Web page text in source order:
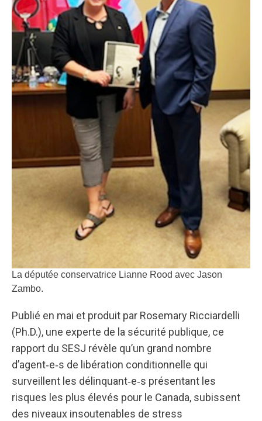
La députée conservatrice Lianne Rood avec Jason
Zambo.
Publié en mai et produit par Rosemary Ricciardelli
(Ph.D.), une experte de la sécurité publique, ce
rapport du SESJ révèle qu’un grand nombre
d’agent‑e‑s de libération conditionnelle qui
surveillent les délinquant‑e‑s présentant les
risques les plus élevés pour le Canada, subissent
des niveaux insoutenables de stress